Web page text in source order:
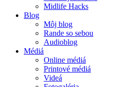
Midlife Hacks
Blog
Môj blog
Rande so sebou
Audioblog
Médiá
Online médiá
Printové médiá
Videá